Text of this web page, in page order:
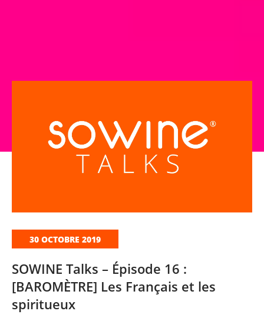
30 OCTOBRE 2019
SOWINE Talks – Épisode 16 :
[BAROMÈTRE] Les Français et les
spiritueux